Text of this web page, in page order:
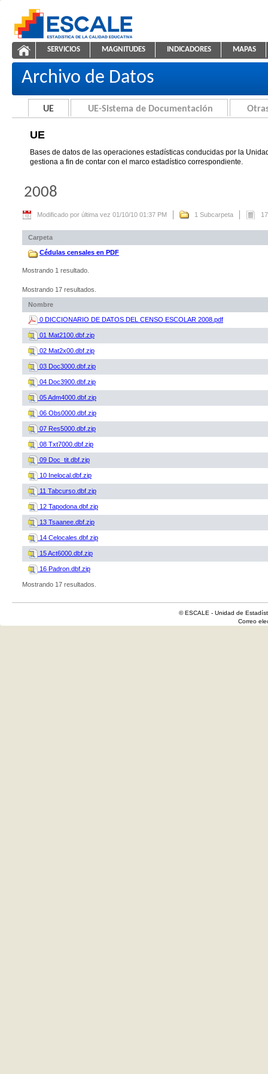
ESCALE - Unidad de Estadística Educativa
UE
NAVEGACIÓN
SERVICIOS MAGNITUDES INDICADORES MAPAS
Archivo de Datos
UE UE-Sistema de Documentación
UE
Bases de datos de las operaciones estadísticas conducidas por la
gestiona a fin de contar con el marco estadístico correspondiente.
2008
Modificado por última vez 01/10/10 01:37 PM 1 Subcarpeta
Carpeta
Cédulas censales en PDF
Mostrando 1 resultado.
Mostrando 17 resultados.
Nombre
0 DICCIONARIO DE DATOS DEL CENSO ESCOLAR 2008.pdf
01 Mat2100.dbf.zip
02 Mat2x00.dbf.zip
03 Doc3000.dbf.zip
04 Doc3900.dbf.zip
05 Adm4000.dbf.zip
06 Obs0000.dbf.zip
07 Res5000.dbf.zip
08 Txt7000.dbf.zip
09 Doc_tit.dbf.zip
10 Inelocal.dbf.zip
11 Tabcurso.dbf.zip
12 Tapodona.dbf.zip
13 Tsaanee.dbf.zip
14 Celocales.dbf.zip
15 Act6000.dbf.zip
16 Padron.dbf.zip
Mostrando 17 resultados.
© ESCALE - Unidad de
Correo